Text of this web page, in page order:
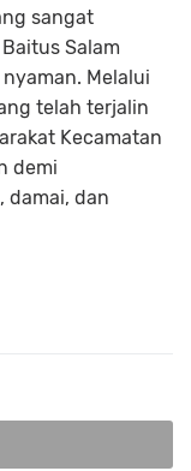
sangat
Salam
Melalui
telah terjalin
Kecamatan
demi
damai, dan